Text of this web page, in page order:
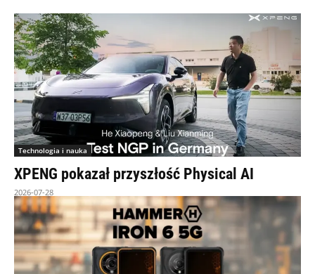
Technologia i nauka
XPENG pokazał przyszłość Physical AI
2026-07-28